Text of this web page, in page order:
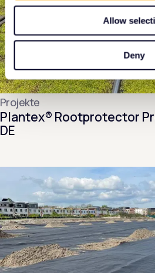
Allow
Deny
Projekte
Plantex® Rootprotector
DE